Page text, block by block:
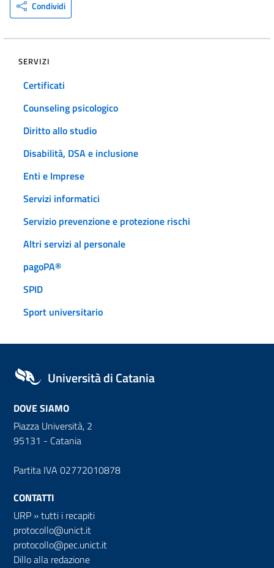
Condividi
SERVIZI
Certificati
Counseling psicologico
Diritto allo studio
Disabilità, DSA e inclusione
Enti e Imprese
Servizi informatici
Servizio prevenzione e protezione rischi
Altri servizi al personale
pagoPA®
SPID
Sport universitario
Università di Catania
DOVE SIAMO
Piazza Università, 2
95131 - Catania
Partita IVA 02772010878
CONTATTI
URP »tutti i recapiti
protocollo@unict.it
protocollo@pec.unict.it
Dillo alla redazione